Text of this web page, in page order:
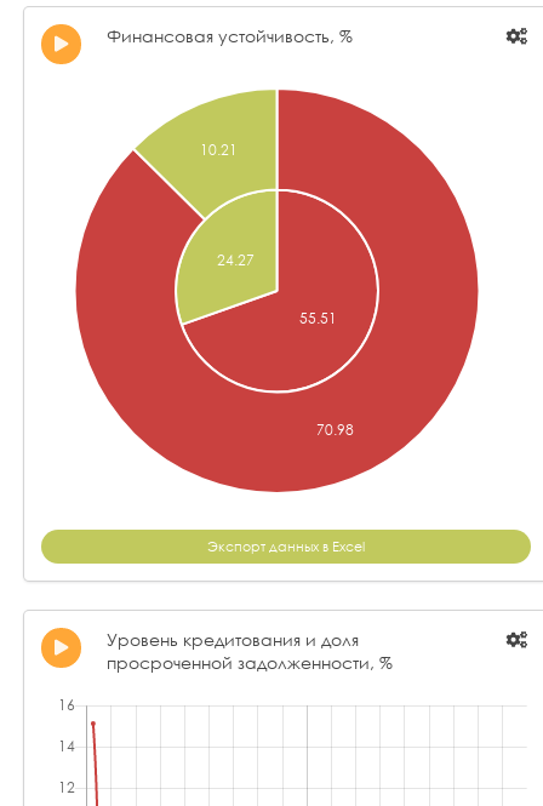
Финансовая устойчивость, %
Экспорт данных в Excel
Уровень кредитования и доля
просроченной задолженности, %